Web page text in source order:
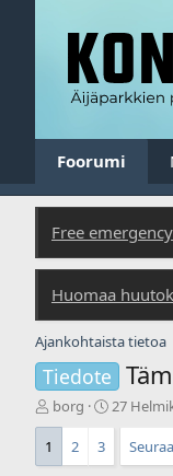
Foorumi
Free
Huomaa
Ajankohtaista tietoa
Tiedote
V
i
s
borg
A
i
27
1 2 3